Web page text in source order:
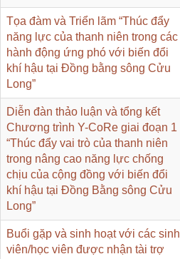
Tọa đàm và Triển lãm “Thúc đẩy
năng lực của thanh niên trong các
hành động ứng phó với biến đổi
khí hậu tại Đồng bằng sông Cửu
Long”
Diễn đàn thảo luận và tổng kết
Chương trình Y-CoRe giai đoạn 1
“Thúc đẩy vai trò của thanh niên
trong nâng cao năng lực chống
chịu của cộng đồng với biến đổi
khí hậu tại Đồng Bằng sông Cửu
Long”
Buổi gặp và sinh hoạt với các sinh
viên/học viên được nhận tài trợ